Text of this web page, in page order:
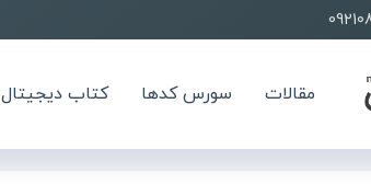
مقالات سورس کدها کتاب دیجیتال